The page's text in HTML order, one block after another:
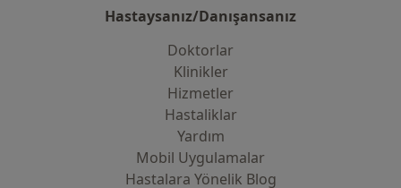
Hastaysanız/Danışansanız
Doktorlar
Klinikler
Hizmetler
Hastaliklar
Yardım
Mobil Uygulamalar
Hastalara Yönelik Blog